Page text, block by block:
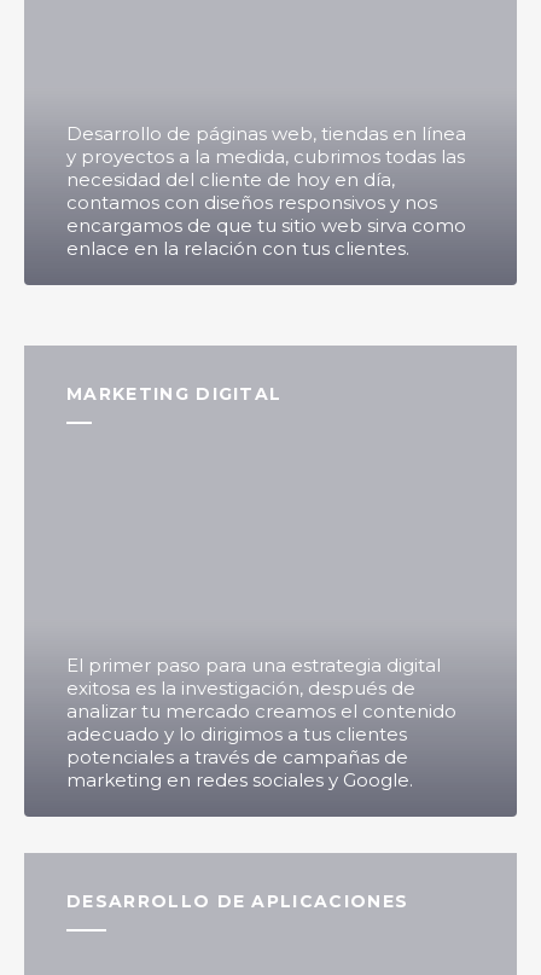
Desarrollo de páginas web, tiendas en línea
y proyectos a la medida, cubrimos todas las
necesidad del cliente de hoy en día,
contamos con diseños responsivos y nos
encargamos de que tu sitio web sirva como
enlace en la relación con tus clientes.
MARKETING DIGITAL
El primer paso para una estrategia digital
exitosa es la investigación, después de
analizar tu mercado creamos el contenido
adecuado y lo dirigimos a tus clientes
potenciales a través de campañas de
marketing en redes sociales y Google.
DESARROLLO DE APLICACIONES